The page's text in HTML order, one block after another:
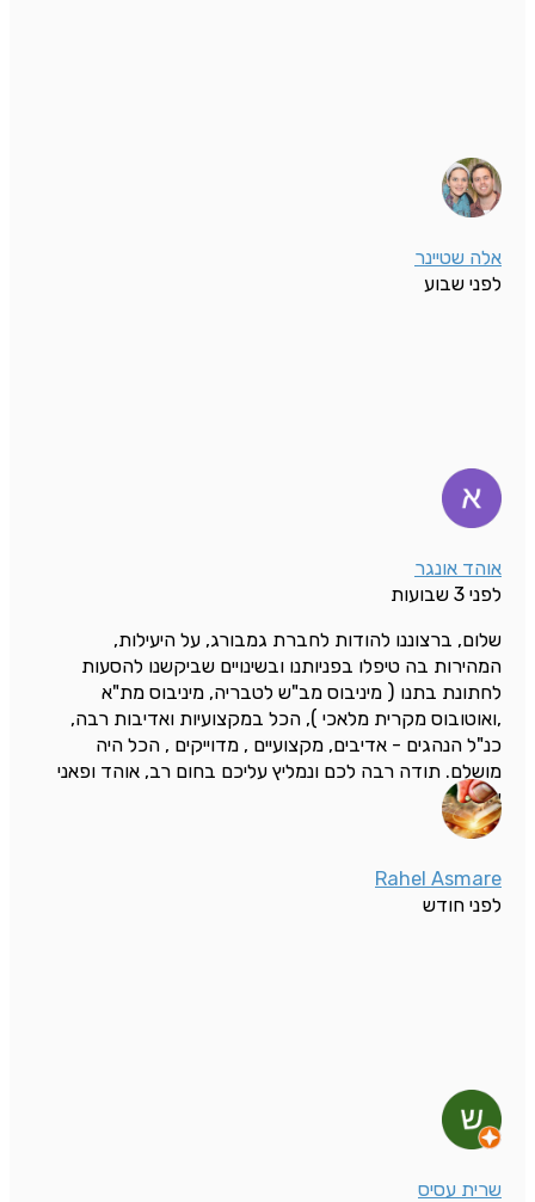
אלה שטיינר
לפני שבוע
אוהד אונגר
לפני 3 שבועות
שלום, ברצוננו להודות לחברת גמבורג, על היעילות,
המהירות בה טיפלו בפניותנו ובשינויים שביקשנו להסעות
לחתונת בתנו ( מיניבוס מב"ש לטבריה, מיניבוס מת"א
,ואוטובוס מקרית מלאכי ), הכל במקצועיות ואדיבות רבה,
כנ"ל הנהגים - אדיבים, מקצועיים , מדוייקים , הכל היה
מושלם. תודה רבה לכם ונמליץ עליכם בחום רב, אוהד ופאני
אונגר
Rahel Asmare
לפני חודש
שרית עסיס